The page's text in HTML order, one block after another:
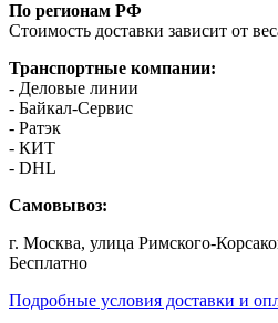
По регионам РФ
Стоимость доставки зависит от
Транспортные компании:
- Деловые линии
- Байкал-Сервис
- Ратэк
- КИТ
- DHL
Самовывоз:
г. Москва, улица Римского-
Бесплатно
Подробные условия доставки и